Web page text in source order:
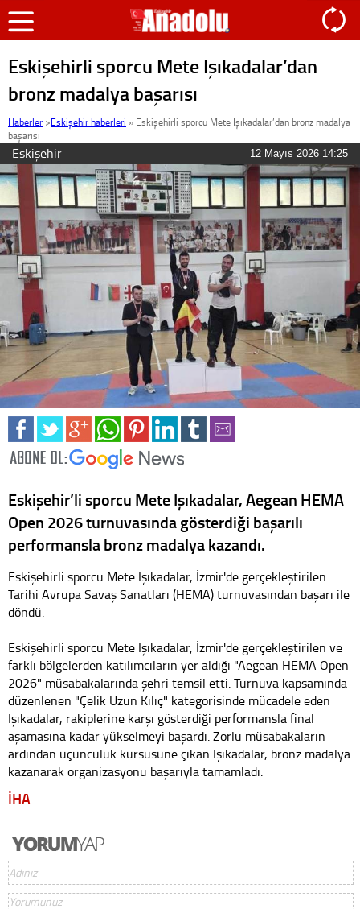
Eskişehirli sporcu Mete Işıkadalar’dan
bronz madalya başarısı
Haberler >Eskişehir haberleri » Eskişehirli sporcu Mete Işıkadalar’dan bronz madalya
başarısı
Eskişehir 12 Mayıs 2026 14:25
Eskişehir’li sporcu Mete Işıkadalar, Aegean HEMA
Open 2026 turnuvasında gösterdiği başarılı
performansla bronz madalya kazandı.
Eskişehirli sporcu Mete Işıkadalar, İzmir'de gerçekleştirilen
Tarihi Avrupa Savaş Sanatları (HEMA) turnuvasından başarı ile
döndü.
Eskişehirli sporcu Mete Işıkadalar, İzmir'de gerçekleştirilen ve
farklı bölgelerden katılımcıların yer aldığı "Aegean HEMA Open
2026" müsabakalarında şehri temsil etti. Turnuva kapsamında
düzenlenen "Çelik Uzun Kılıç" kategorisinde mücadele eden
Işıkadalar, rakiplerine karşı gösterdiği performansla final
aşamasına kadar yükselmeyi başardı. Zorlu müsabakaların
ardından üçüncülük kürsüsüne çıkan Işıkadalar, bronz madalya
kazanarak organizasyonu başarıyla tamamladı.
İHA